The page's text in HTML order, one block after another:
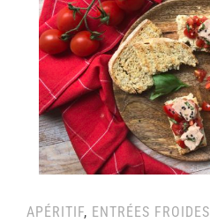
APÉRITIF, ENTRÉES FROIDES